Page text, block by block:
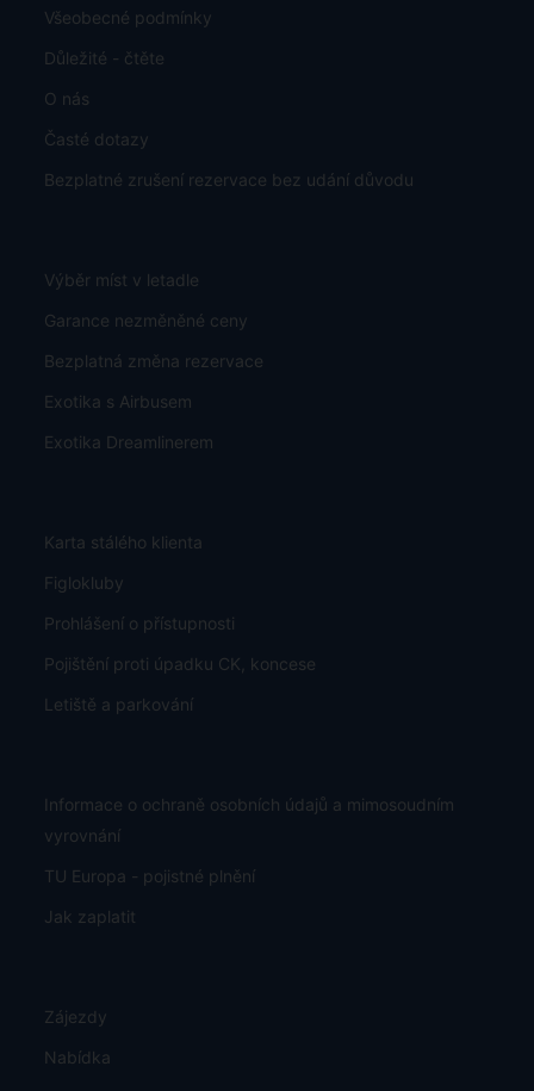
Všeobecné podmínky
Důležité - čtěte
O nás
Časté dotazy
Bezplatné zrušení rezervace bez udání důvodu
Výběr míst v letadle
Garance nezměněné ceny
Bezplatná změna rezervace
Exotika s Airbusem
Exotika Dreamlinerem
Karta stálého klienta
Figlokluby
Prohlášení o přístupnosti
Pojištění proti úpadku CK, koncese
Letiště a parkování
Informace o ochraně osobních údajů a mimosoudním
vyrovnání
TU Europa - pojistné plnění
Jak zaplatit
Zájezdy
Nabídka